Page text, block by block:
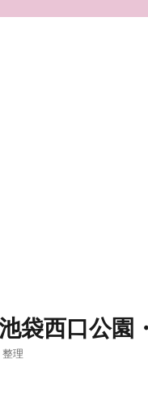
袋西口公
理